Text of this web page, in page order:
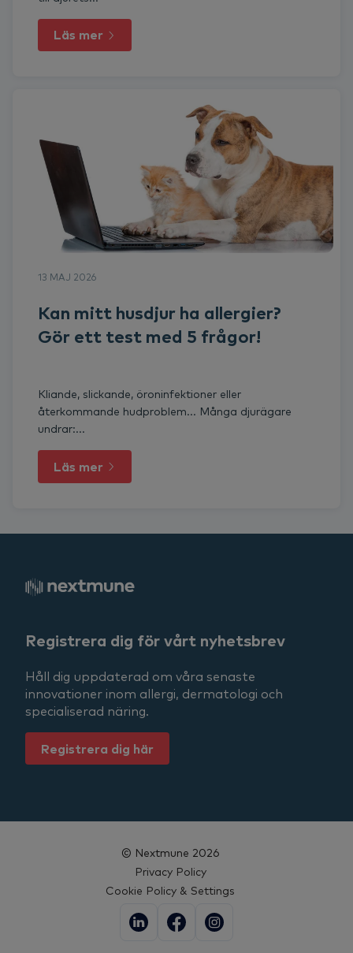
Läs mer
13 MAJ 2026
Kan mitt husdjur ha allergier?
Gör ett test med 5 frågor!
Kliande, slickande, öroninfektioner eller
återkommande hudproblem... Många djurägare
undrar:...
Läs mer
Registrera dig för vårt nyhetsbrev
Håll dig uppdaterad om våra senaste
innovationer inom allergi, dermatologi och
specialiserad näring.
Registrera dig här
© Nextmune 2026
Privacy Policy
Cookie Policy & Settings